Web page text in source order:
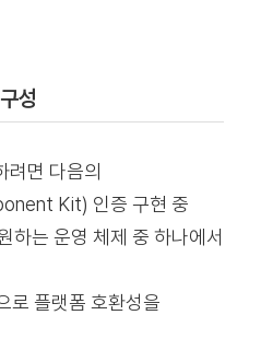
성
려면 다음의
Kit) 인증 구현 중
하는 운영 체제 중 하나에서
로 플랫폼 호환성을